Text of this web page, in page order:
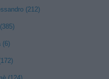
(212)
(6)